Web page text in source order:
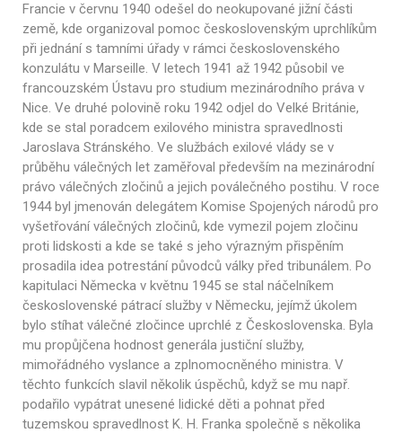
Francie v červnu 1940 odešel do neokupované jižní části
země, kde organizoval pomoc československým uprchlíkům
při jednání s tamními úřady v rámci československého
konzulátu v Marseille. V letech 1941 až 1942 působil ve
francouzském Ústavu pro studium mezinárodního práva v
Nice. Ve druhé polovině roku 1942 odjel do Velké Británie,
kde se stal poradcem exilového ministra spravedlnosti
Jaroslava Stránského. Ve službách exilové vlády se v
průběhu válečných let zaměřoval především na mezinárodní
právo válečných zločinů a jejich poválečného postihu. V roce
1944 byl jmenován delegátem Komise Spojených národů pro
vyšetřování válečných zločinů, kde vymezil pojem zločinu
proti lidskosti a kde se také s jeho výrazným přispěním
prosadila idea potrestání původců války před tribunálem. Po
kapitulaci Německa v květnu 1945 se stal náčelníkem
československé pátrací služby v Německu, jejímž úkolem
bylo stíhat válečné zločince uprchlé z Československa. Byla
mu propůjčena hodnost generála justiční služby,
mimořádného vyslance a zplnomocněného ministra. V
těchto funkcích slavil několik úspěchů, když se mu např.
podařilo vypátrat unesené lidické děti a pohnat před
tuzemskou spravedlnost K. H. Franka společně s několika